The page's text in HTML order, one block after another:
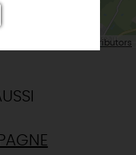
OpenStreetMap contributors